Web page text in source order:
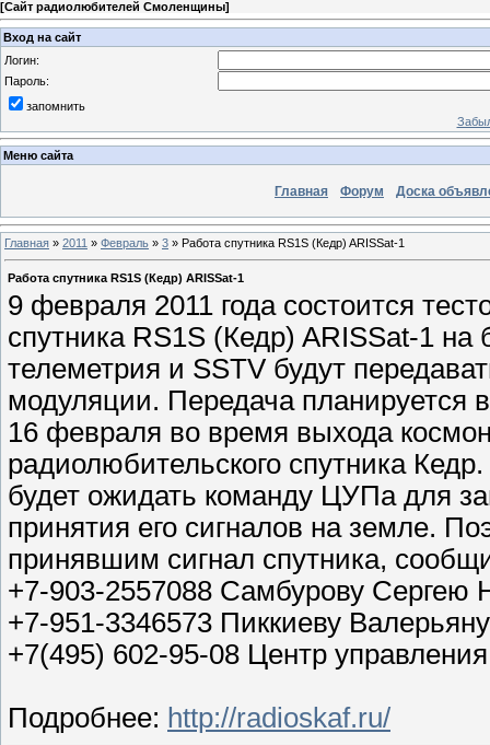
[Сайт радиолюбителей Смоленщины]
Вход на сайт
Логин:
Пароль:
запомнить
Меню сайта
Главная Форум Доска
Главная » 2011 » Февраль » 3 » Работа спутника RS1S (Кедр) ARISSat-1
Работа спутника RS1S (Кедр) ARISSat-1
9 февраля 2011 года состоится
спутника RS1S (Кедр) ARISSat-1
телеметрия и SSTV будут
модуляции. Передача планируется
16 февраля во время выхода
радиолюбительского спутника
будет ожидать команду ЦУПа для
принятия его сигналов на земле.
принявшим сигнал спутника,
+7-903-2557088 Самбурову Сергею
+7-951-3346573 Пиккиеву
+7(495) 602-95-08 Центр
Подробнее: http://radioskaf.ru/